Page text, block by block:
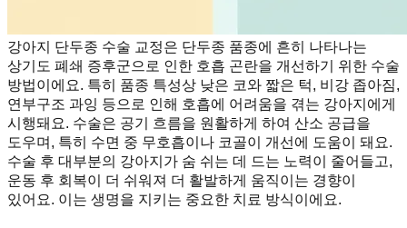
강아지 단두종 수술 교정은 단두종 품종에 흔히 나타나는
상기도 폐쇄 증후군으로 인한 호흡 곤란을 개선하기 위한 수술
방법이에요. 특히 품종 특성상 낮은 코와 짧은 턱, 비강 좁아짐,
연부구조 과잉 등으로 인해 호흡에 어려움을 겪는 강아지에게
시행돼요. 수술은 공기 흐름을 원활하게 하여 산소 공급을
도우며, 특히 수면 중 무호흡이나 코골이 개선에 도움이 돼요.
수술 후 대부분의 강아지가 숨 쉬는 데 드는 노력이 줄어들고,
운동 후 회복이 더 쉬워져 더 활발하게 움직이는 경향이
있어요. 이는 생명을 지키는 중요한 치료 방식이에요.